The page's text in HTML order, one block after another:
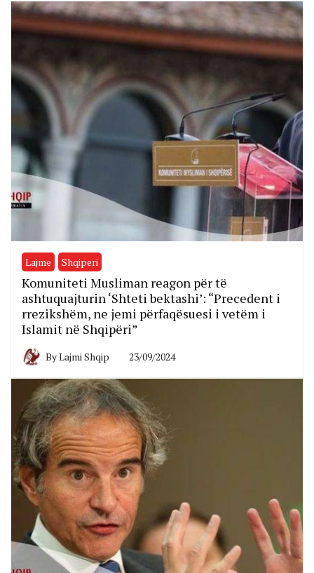
Lajme Shqiperi
Komuniteti Musliman reagon për të
ashtuquajturin ‘Shteti bektashi’: “Precedent i
rrezikshëm, ne jemi përfaqësuesi i vetëm i
Islamit në Shqipëri”
ByLajmi Shqip 23/09/2024